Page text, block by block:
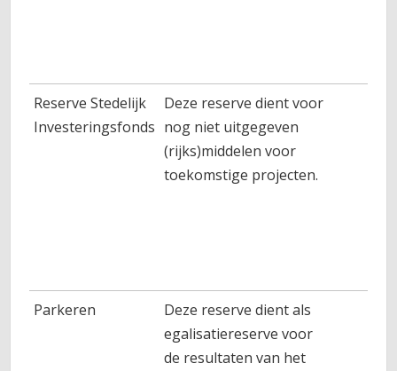
Reserve Stedelijk
Investeringsfonds
Deze reserve dient voor
nog niet uitgegeven
(rijks)middelen voor
toekomstige projecten.
Parkeren
Deze reserve dient als
egalisatiereserve voor
de resultaten van het